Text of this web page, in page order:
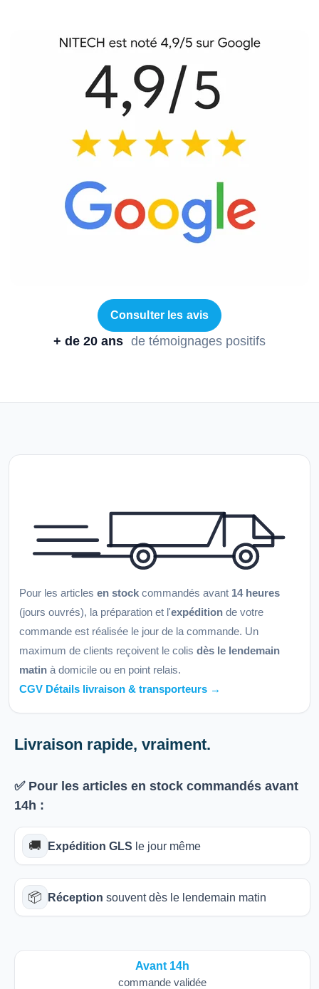
Consulter les avis
+ de 20 ans de témoignages positifs
Pour les articles en stock commandés avant 14 heures
(jours ouvrés), la préparation et l'expédition de votre
commande est réalisée le jour de la commande. Un
maximum de clients reçoivent le colis dès le lendemain
matin à domicile ou en point relais.
CGV Détails livraison & transporteurs →
Livraison rapide, vraiment.
✅ Pour les articles en stock commandés avant
14h :
🚚 Expédition GLS le jour même
📦 Réception souvent dès le lendemain matin
Avant 14h
commande validée